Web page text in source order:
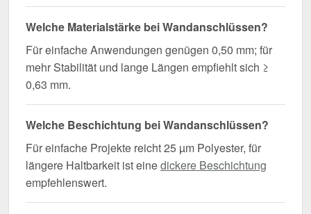
Welche Materialstärke bei Wandanschlüssen?
Für einfache Anwendungen genügen 0,50 mm; für
mehr Stabilität und lange Längen empfiehlt sich ≥
0,63 mm.
Welche Beschichtung bei Wandanschlüssen?
Für einfache Projekte reicht 25 µm Polyester, für
längere Haltbarkeit ist einedickere Beschichtung
empfehlenswert.